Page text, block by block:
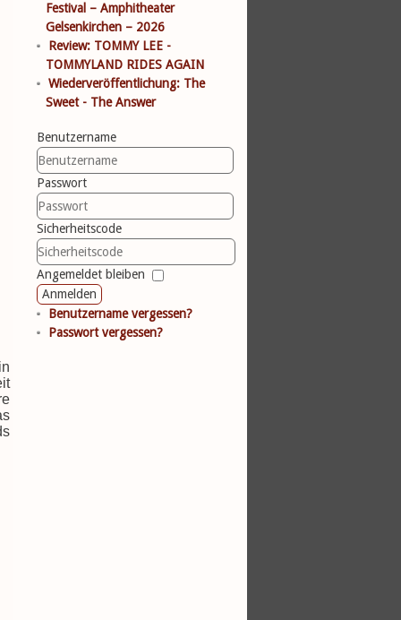
Festival – Amphitheater
Gelsenkirchen – 2026
Review: TOMMY LEE -
TOMMYLAND RIDES AGAIN
Wiederveröffentlichung: The
Sweet - The Answer
Benutzername
Passwort
Sicherheitscode
Angemeldet bleiben
Anmelden
Benutzername vergessen?
Passwort vergessen?